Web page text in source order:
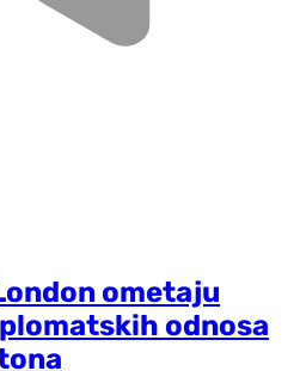
ometaju
odnosa